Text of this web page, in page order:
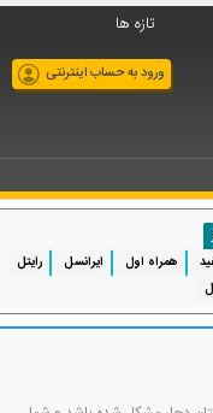
تازه ها
ورود به حساب اینترنتی
همراه اول ایرانسل
رایتل